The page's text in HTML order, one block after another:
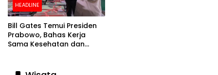
HEADLINE
Bill Gates Temui Presiden
Prabowo, Bahas Kerja
Sama Kesehatan dan